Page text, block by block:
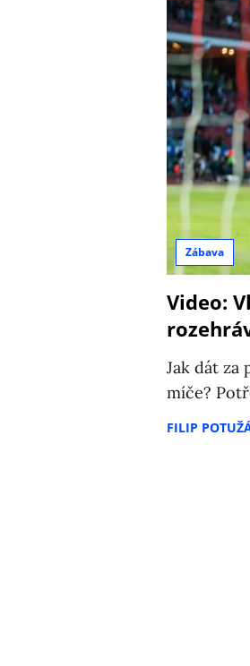
Zábava
Video:
Jak dát za
míče?
FILIP